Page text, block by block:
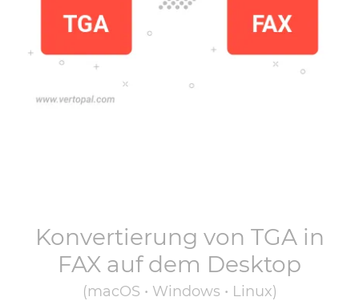
Konvertierung von TGAin
FAX auf dem Desktop
(macOS • Windows • Linux)